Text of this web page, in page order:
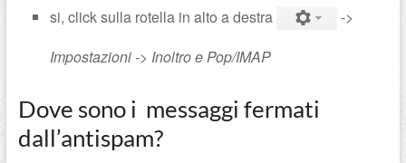
si, click sulla rotella in alto a destra
->
Impostazioni -> Inoltro e Pop/IMAP
Dove sono i messaggi fermati
dall’antispam?